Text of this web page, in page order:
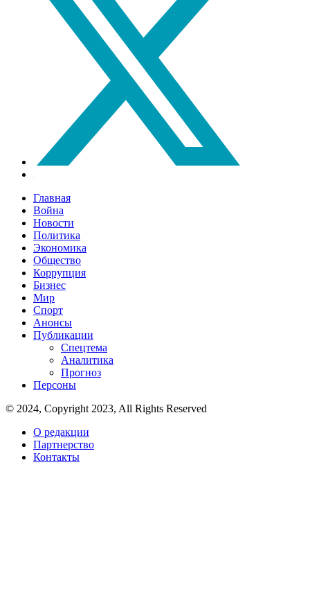
Главная
Война
Новости
Политика
Экономика
Общество
Коррупция
Бизнес
Мир
Спорт
Анонсы
Публикации
Спецтема
Аналитика
Прогноз
Персоны
© 2024, Copyright 2023, All Rights Reserved
О редакции
Партнерство
Контакты